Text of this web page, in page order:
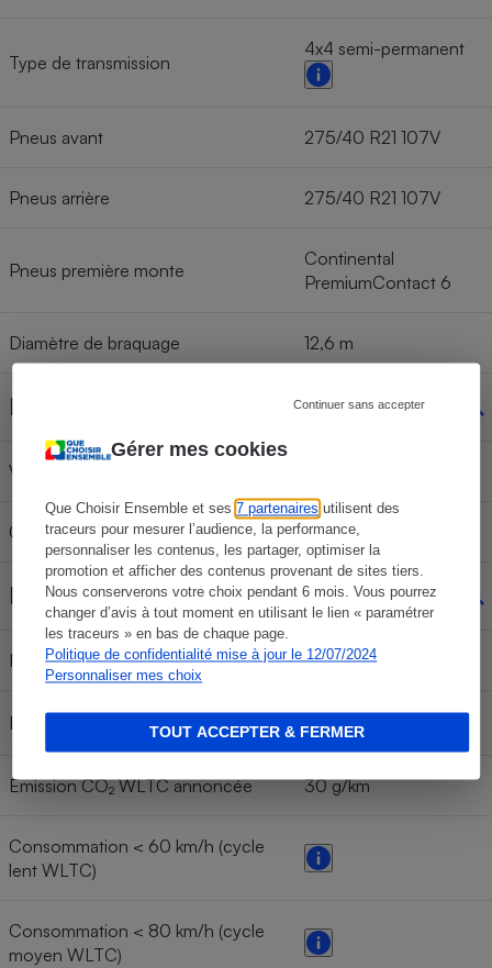
Gérer mes cookies
Que Choisir Ensemble et ses7 partenaires utilisent des
traceurs pour mesurer l’audience, la performance,
personnaliser les contenus, les partager, optimiser la
promotion et afficher des contenus provenant de sites tiers.
Nous conserverons votre choix pendant 6 mois. Vous pourrez
changer d’avis à tout moment en utilisant le lien « paramétrer
les traceurs » en bas de chaque page.
Politique de confidentialité mise à jour le 12/07/2024
Personnaliser mes choix
Continuer sans accepter
TOUT ACCEPTER & FERMER
Type de transmission
4x4 semi-permanent
Pneus avant 275/40 R21 107V
Pneus arrière 275/40 R21 107V
Pneus première monte
Continental
PremiumContact 6
Diamètre de braquage 12,6 m
Performances
Vitesse max
0 à 100 km/h 5,4 s
Environnement
Norme dépollution Euro 6e (WLTP) 36EA
Émission CO₂ NEDC annoncée
Émission CO₂ WLTC annoncée 30 g/km
Consommation < 60 km/h (cycle
lent WLTC)
Consommation < 80 km/h (cycle
moyen WLTC)